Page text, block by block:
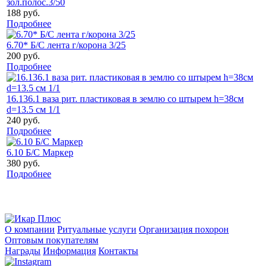
зол.полос.3/50
188 руб.
Подробнее
6.70* Б/С лента г/корона 3/25
200 руб.
Подробнее
16.136.1 ваза рит. пластиковая в землю со штырем h=38cм
d=13.5 см 1/1
240 руб.
Подробнее
6.10 Б/С Маркер
380 руб.
Подробнее
О компании Ритуальные услуги Организация похорон
Оптовым покупателям
Награды Информация Контакты